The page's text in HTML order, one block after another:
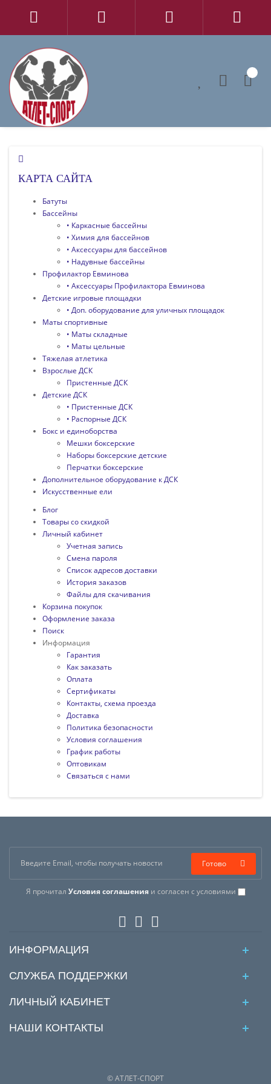
КАРТА САЙТА
Батуты
Бассейны
• Каркасные бассейны
• Химия для бассейнов
• Аксессуары для бассейнов
• Надувные бассейны
Профилактор Евминова
• Аксессуары Профилактора Евминова
Детские игровые площадки
• Доп. оборудование для уличных площадок
Маты спортивные
• Маты складные
• Маты цельные
Тяжелая атлетика
Взрослые ДСК
Пристенные ДСК
Детские ДСК
• Пристенные ДСК
• Распорные ДСК
Бокс и единоборства
Мешки боксерские
Наборы боксерские детские
Перчатки боксерские
Дополнительное оборудование к ДСК
Искусственные ели
Блог
Товары со скидкой
Личный кабинет
Учетная запись
Смена пароля
Список адресов доставки
История заказов
Файлы для скачивания
Корзина покупок
Оформление заказа
Поиск
Информация
Гарантия
Как заказать
Оплата
Сертификаты
Контакты, схема проезда
Доставка
Политика безопасности
Условия соглашения
График работы
Оптовикам
Связаться с нами
Я прочитал Условия соглашенияи согласен с условиями
Готово
ИНФОРМАЦИЯ
СЛУЖБА ПОДДЕРЖКИ
ЛИЧНЫЙ КАБИНЕТ
НАШИ КОНТАКТЫ
© АТЛЕТ-СПОРТ